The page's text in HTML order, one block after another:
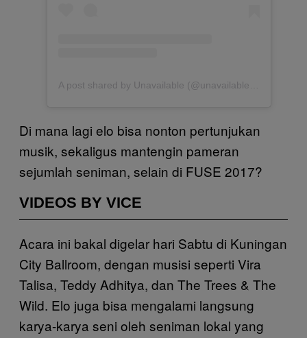
Di mana lagi elo bisa nonton pertunjukan
musik, sekaligus mantengin pameran
sejumlah seniman, selain di FUSE 2017?
VIDEOS BY VICE
Acara ini bakal digelar hari Sabtu di Kuningan
City Ballroom, dengan musisi seperti Vira
Talisa, Teddy Adhitya, dan The Trees & The
Wild. Elo juga bisa mengalami langsung
karya-karya seni oleh seniman lokal yang